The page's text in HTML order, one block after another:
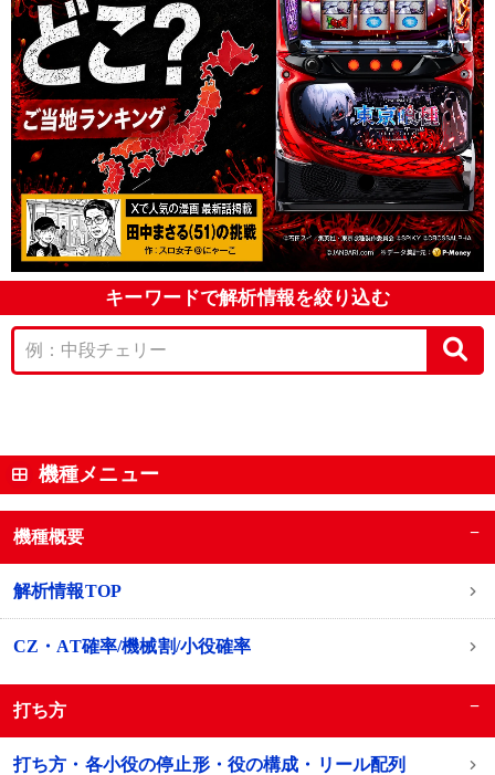
キーワードで解析情報を絞り込む
機種メニュー
機種概要 −
解析情報TOP
CZ・AT確率/機械割/小役確率
打ち方 −
打ち方・各小役の停止形・役の構成・リール配列